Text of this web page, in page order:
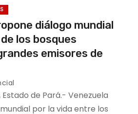
diálogo mundial
los bosques
emisores de
de Pará.- Venezuela
por la vida entre los